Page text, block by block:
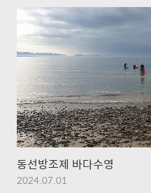
동선방조제 바다수영
2024.07.01